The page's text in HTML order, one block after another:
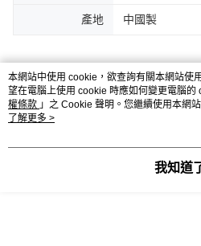
產地 中國製
本網站中使用 cookie，欲查詢有關本網站使
望在電腦上使用 cookie 時應如何變更電腦的
權條款 」之 Cookie 聲明。您繼續使用本網
用條款之 Cookie 聲明使用 cookie。
了解更多 >
我知道